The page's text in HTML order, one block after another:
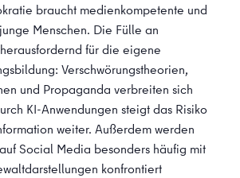
braucht medienkompetente und
Menschen. Die Fülle an
für die eigene
Verschwörungstheorien,
und Propaganda verbreiten sich
KI-Anwendungen steigt das Risiko
weiter. Außerdem werden
Social Media besonders häufig mit
konfrontiert